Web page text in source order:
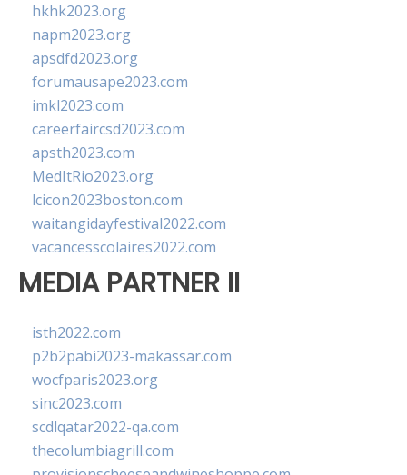
hkhk2023.org
napm2023.org
apsdfd2023.org
forumausape2023.com
imkl2023.com
careerfaircsd2023.com
apsth2023.com
MedItRio2023.org
lcicon2023boston.com
waitangidayfestival2022.com
vacancesscolaires2022.com
MEDIA PARTNER II
isth2022.com
p2b2pabi2023-makassar.com
wocfparis2023.org
sinc2023.com
scdlqatar2022-qa.com
thecolumbiagrill.com